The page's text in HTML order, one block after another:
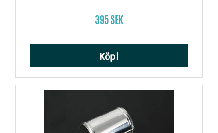
395 SEK
Köp!